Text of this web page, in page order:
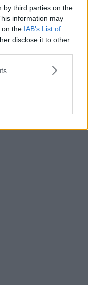
by third parties on the
information may
on the IAB’s List of
disclose it to other
ha creato
Predator